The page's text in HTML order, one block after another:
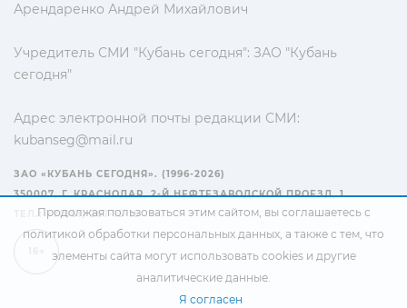
Арендаренко Андрей Михайлович
Учредитель СМИ "Кубань сегодня": ЗАО "Кубань
сегодня"
Адрес электронной почты редакции СМИ:
kubanseg@mail.ru
ЗАО «КУБАНЬ СЕГОДНЯ». (1996-2026)
350007, Г. КРАСНОДАР, 2-Й НЕФТЕЗАВОДСКОЙ ПРОЕЗД, 1
ТЕЛ.: +7(861) 267-15-15
Продолжая пользоваться этим сайтом, вы соглашаетесь с
политикой обработки персональных данных, а также с тем, что
элементы сайта могут использовать cookies и другие
аналитические данные.
Я согласен